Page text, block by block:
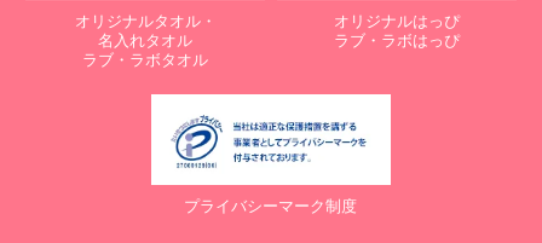
一般財団法人日本情報経済社会推進協会
認定個人情報保護団体事務局
〒106-0032 東京都港区六本木一丁目9番9号 六本木ファースト
７. 個人情報の提供の任意性と提供されない場合に起こりうる影響
オリジナルタオル・
名入れタオル
ラブ・ラボタオル
オリジナルはっぴ
ラブ・ラボはっぴ
プライバシーマーク制度